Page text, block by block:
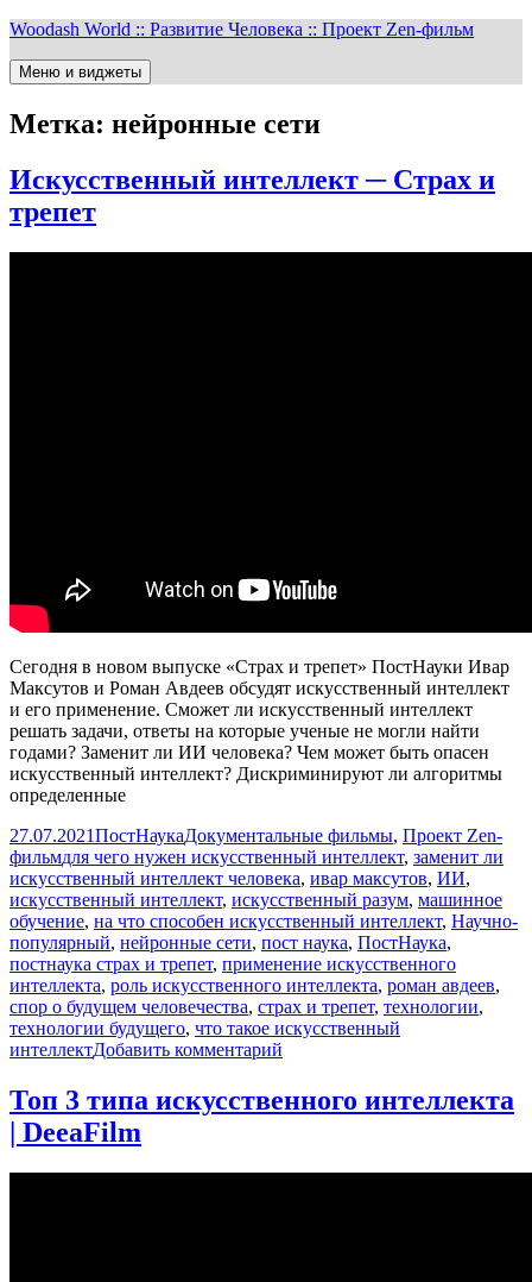
Перейти
содержимому
Woodash World :: Развитие Человека :: Проект Zen-фильм
Меню и виджеты
Метка: нейронные сети
Искусственный интеллект ─ Страх и
трепет
Сегодня в новом выпуске «Страх и трепет» ПостНауки Ивар
Максутов и Роман Авдеев обсудят искусственный интеллект
и его применение. Сможет ли искусственный интеллект
решать задачи, ответы на которые ученые не могли найти
годами? Заменит ли ИИ человека? Чем может быть опасен
искусственный интеллект? Дискриминируют ли алгоритмы
определенные
Опубликовано
27.07.2021Автор
ПостНаукаРубрики
Документальные фильмы, Проект Zen-
фильмМетки
для чего нужен искусственный интеллект, заменит ли
искусственный интеллект человека, ивар максутов, ИИ,
искусственный интеллект, искусственный разум, машинное
обучение, на что способен искусственный интеллект, Научно-
популярный, нейронные сети, пост наука, ПостНаука,
постнаука страх и трепет, применение искусственного
интеллекта, роль искусственного интеллекта, роман авдеев,
спор о будущем человечества, страх и трепет, технологии,
технологии будущего, что такое искусственный
интеллектДобавить комментарий
интеллект
и
Топ 3 типа искусственного интеллекта
| DeeaFilm